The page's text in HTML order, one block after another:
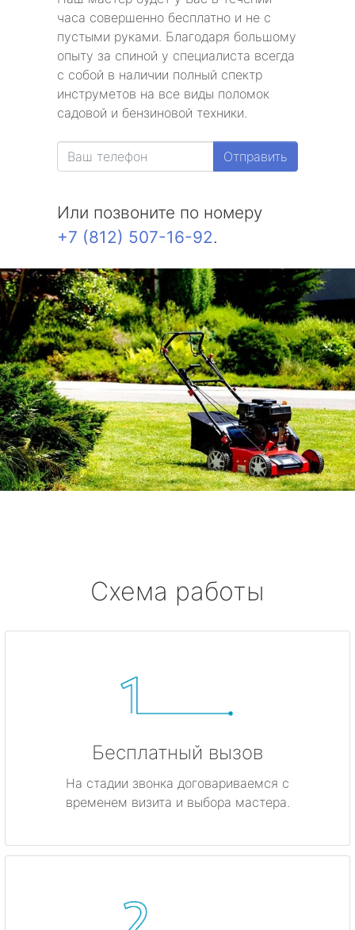
часа совершенно бесплатно и не с
пустыми руками. Благодаря большому
опыту за спиной у специалиста всегда
с собой в наличии полный спектр
инструметов на все виды поломок
садовой и бензиновой техники.
Отправить
Или позвоните по номеру
+7 (812) 507-16-92.
Схема работы
Бесплатный вызов
На стадии звонка договариваемся с
временем визита и выбора мастера.